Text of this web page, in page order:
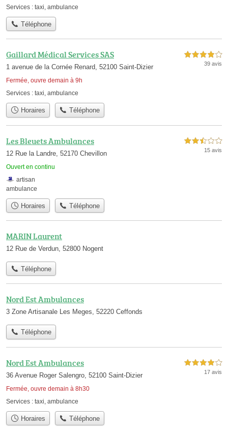
Services : taxi ambulance
Téléphone
Gaillard Médical Services SAS
1 avenue de la Cornée Renard, 52100 Saint-Dizier
Fermée, ouvre demain à 9h
4,0 étoiles sur 5
39 avis
Services : taxi, ambulance
Horaires Téléphone
Les Bleuets Ambulances
12 Rue la Landre, 52170 Chevillon
Ouvert en continu
2,5 étoiles sur 5
15 avis
artisan
ambulance
Horaires Téléphone
MARIN Laurent
12 Rue de Verdun, 52800 Nogent
Téléphone
Nord Est Ambulances
3 Zone Artisanale Les Meges, 52220 Ceffonds
Téléphone
Nord Est Ambulances
36 Avenue Roger Salengro, 52100 Saint-Dizier
Fermée, ouvre demain à 8h30
4,0 étoiles sur 5
17 avis
Services : taxi ambulance
Horaires Téléphone